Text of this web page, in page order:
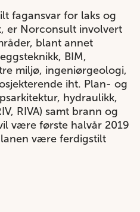
fagansvar for laks og
er Norconsult involvert
blant annet
BIM,
miljø, ingeniørgeologi,
iht. Plan- og
hydraulikk,
RIVA) samt brann og
være første halvår 2019
være ferdigstilt